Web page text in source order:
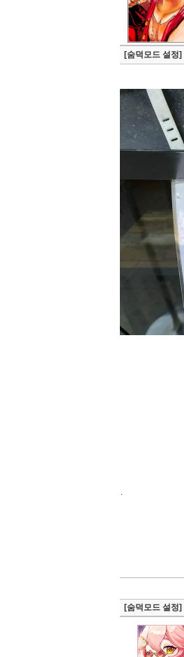
[숨덕모드 설정]
.
[숨덕모드 설정]